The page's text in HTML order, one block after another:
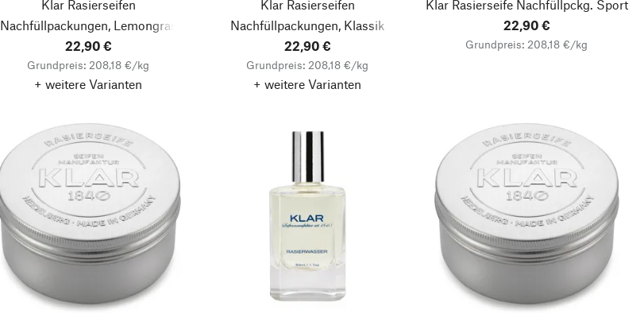
Klar Rasierseifen
Nachfüllpackungen, Lemongras
22,90 €
Grundpreis: 208,18 €/kg
+ weitere Varianten
Klar Rasierseifen
Nachfüllpackungen, Klassik
22,90 €
Grundpreis: 208,18 €/kg
+ weitere Varianten
Klar Rasierseife Nachfüllpckg. Sport
22,90 €
Grundpreis: 208,18 €/kg